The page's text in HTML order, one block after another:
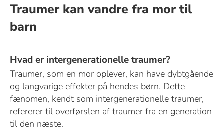
Traumer kan vandre fra mor til
barn
Hvad er intergenerationelle traumer?
Traumer, som en mor oplever, kan have dybtgående
og langvarige effekter på hendes børn. Dette
fænomen, kendt som intergenerationelle traumer,
refererer til overførslen af traumer fra en generation
til den næste.